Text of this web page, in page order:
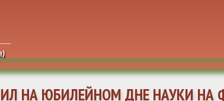
НА ЮБИЛЕЙНОМ ДНЕ НАУКИ НА